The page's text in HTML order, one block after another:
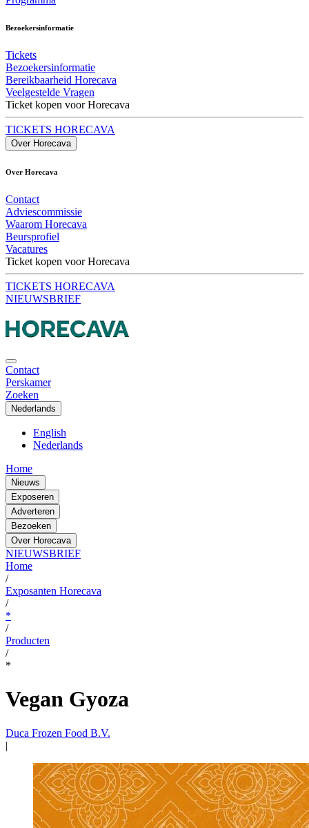
Bezoekersinformatie
Tickets
Bezoekersinformatie
Bereikbaarheid Horecava
Veelgestelde Vragen
Ticket kopen voor Horecava
TICKETS HORECAVA
Over Horecava
Over Horecava
Contact
Adviescommissie
Waarom Horecava
Beursprofiel
Vacatures
Ticket kopen voor Horecava
TICKETS HORECAVA
NIEUWSBRIEF
Contact
Perskamer
Zoeken
Nederlands
English
Nederlands
Home
Nieuws
Exposeren
Adverteren
Bezoeken
Over Horecava
NIEUWSBRIEF
Home
/
Exposanten Horecava
/
*
/
Producten
/
*
Vegan Gyoza
Duca Frozen Food B.V.
|